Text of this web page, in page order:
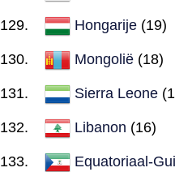
Hongarije (19)
Mongolië (18)
Sierra Leone
Libanon (16)
Equatoriaal-